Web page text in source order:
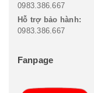
0983.386.667
Hỗ trợ bảo hành:
0983.386.667
Fanpage